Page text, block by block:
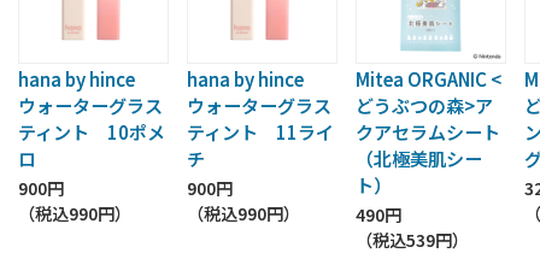
hana by hince
ウォーターグラス
ティント 10ポメ
ロ
900円
（税込990円）
hana by hince
ウォーターグラス
ティント 11ライ
チ
900円
（税込990円）
Mitea ORGANIC <
どうぶつの森>ア
クアセラムシート
（北極美肌シー
ト）
490円
（税込539円）